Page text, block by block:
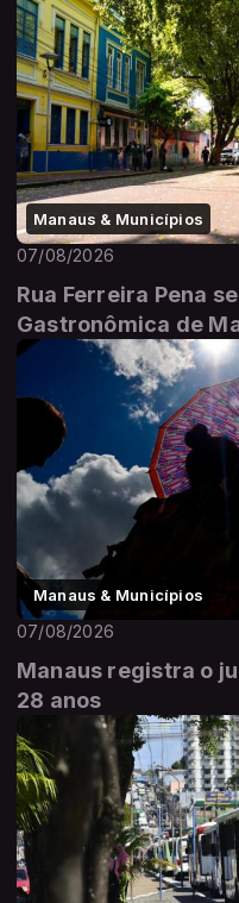
Manaus & Municípios
07/08/2026
Rua Ferreira Pena
Gastronômica de
Manaus & Municípios
07/08/2026
Manaus registra o
28 anos